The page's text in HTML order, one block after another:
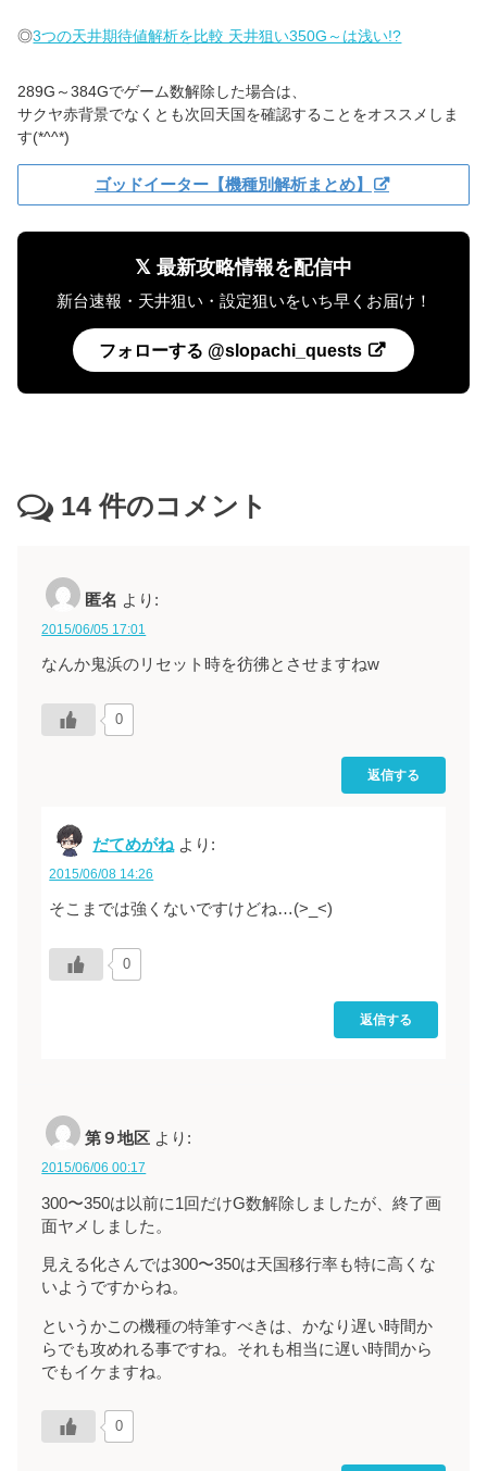
◎3つの天井期待値解析を比較 天井狙い350G～は浅い!?
289G～384Gでゲーム数解除した場合は、
サクヤ赤背景でなくとも次回天国を確認することをオススメしま
す(*^^*)
ゴッドイーター【機種別解析まとめ】
𝕏 最新攻略情報を配信中
新台速報・天井狙い・設定狙いをいち早くお届け！
フォローする @slopachi_quests
14 件のコメント
匿名 より:
2015/06/05 17:01
なんか鬼浜のリセット時を彷彿とさせますねw
0
返信する
だてめがね より:
2015/06/08 14:26
そこまでは強くないですけどね…(>_<)
0
返信する
第９地区 より:
2015/06/06 00:17
300〜350は以前に1回だけG数解除しましたが、終了画
面ヤメしました。
見える化さんでは300〜350は天国移行率も特に高くな
いようですからね。
というかこの機種の特筆すべきは、かなり遅い時間か
らでも攻めれる事ですね。それも相当に遅い時間から
でもイケますね。
0